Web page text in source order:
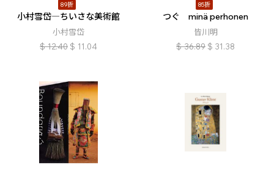
89折
小村雪岱―ちいさな美術館
小村雪岱
$ 12.40 $ 11.04
85折
つぐ minä perhonen
皆川明
$ 36.89 $ 31.38